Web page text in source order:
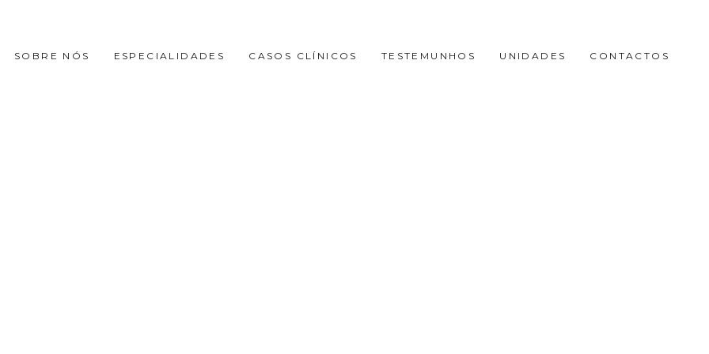
SOBRE NÓS ESPECIALIDADES CASOS CLÍNICOS TESTEMUNHOS UNIDADES CONTACTOS